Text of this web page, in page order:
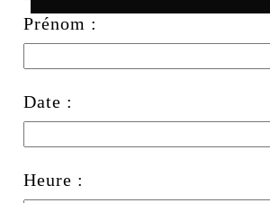
Prénom :
Date :
Heure :